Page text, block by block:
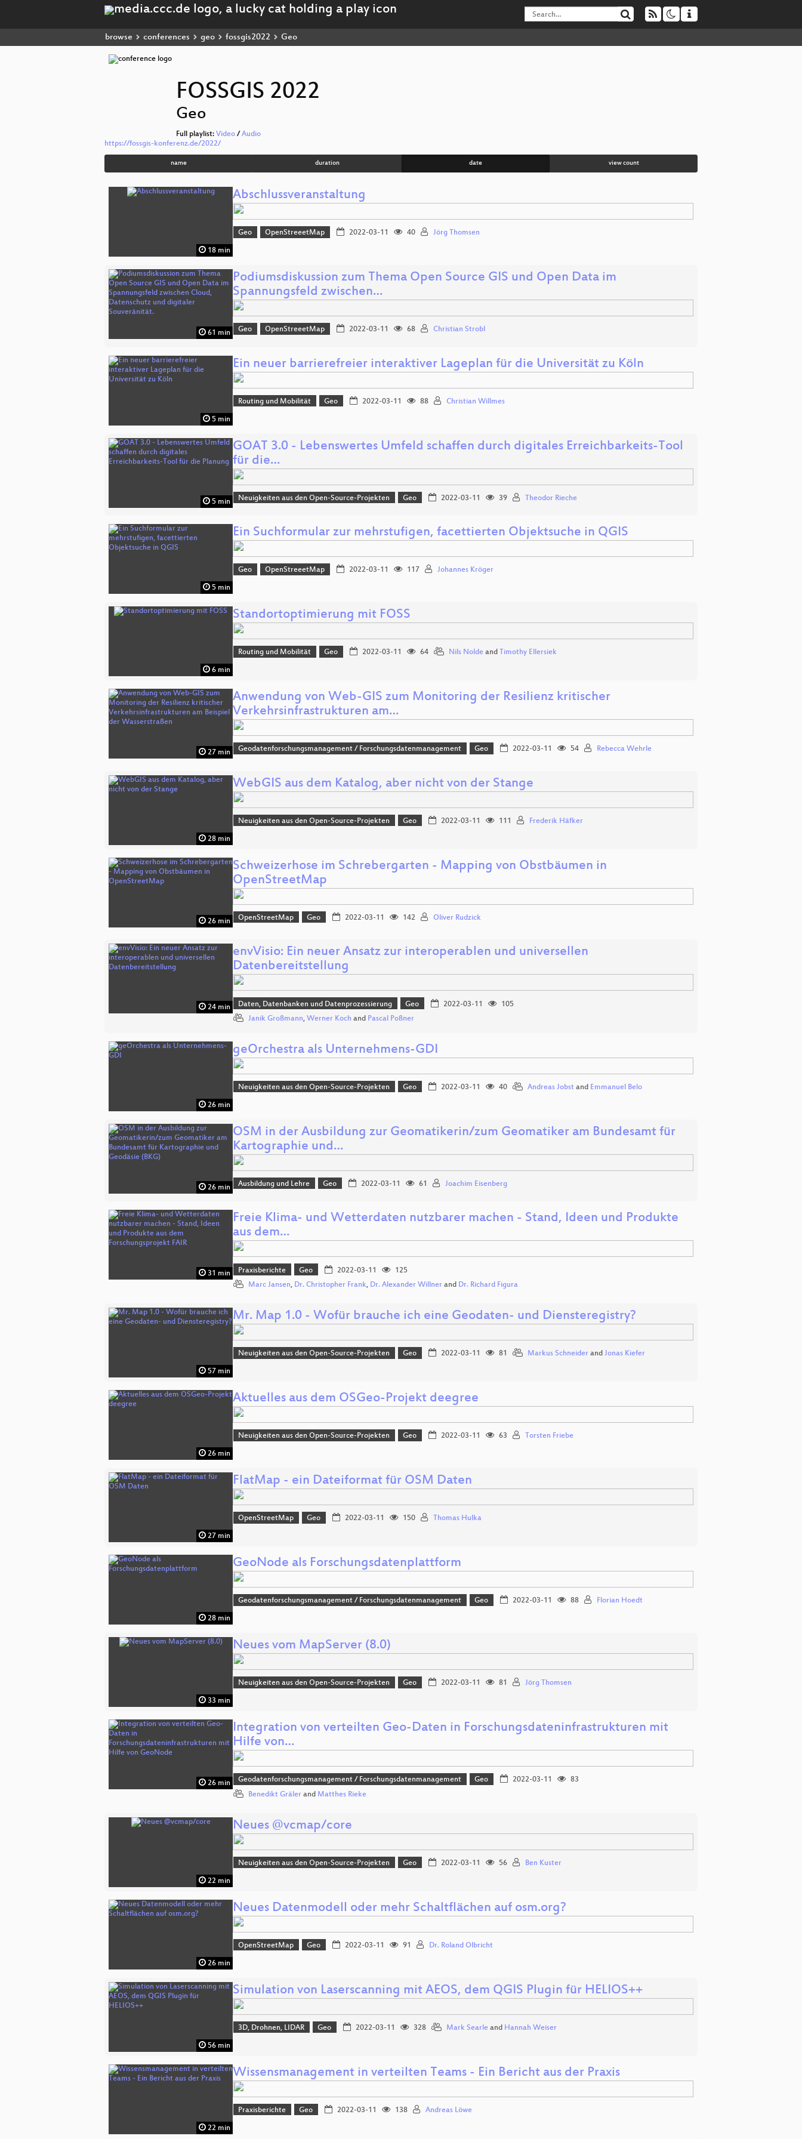
browse conferences geo fossgis2022 Geo
FOSSGIS 2022
Geo
Full playlist: Video / Audio
https://fossgis-konferenz.de/2022/
name duration date view count
18 min
Abschlussveranstaltung
Geo OpenStreeetMap 2022-03-11 40 Jörg Thomsen
61 min
Podiumsdiskussion zum Thema Open Source GIS und Open Data im
Spannungsfeld zwischen…
Geo OpenStreeetMap 2022-03-11 68 Christian Strobl
5 min
Ein neuer barrierefreier interaktiver Lageplan für die Universität zu Köln
Routing und Mobilität Geo 2022-03-11 88 Christian Willmes
5 min
GOAT 3.0 - Lebenswertes Umfeld schaffen durch digitales Erreichbarkeits-Tool
für die…
Neuigkeiten aus den Open-Source-Projekten Geo 2022-03-11 39 Theodor Rieche
5 min
Ein Suchformular zur mehrstufigen, facettierten Objektsuche in QGIS
Geo OpenStreeetMap 2022-03-11 117 Johannes Kröger
6 min
Standortoptimierung mit FOSS
Routing und Mobilität Geo 2022-03-11 64 Nils Noldeand Timothy Ellersiek
27 min
Anwendung von Web-GIS zum Monitoring der Resilienz kritischer
Verkehrsinfrastrukturen am…
Geodatenforschungsmanagement / Forschungsdatenmanagement Geo 2022-03-11 54 Rebecca Wehrle
28 min
WebGIS aus dem Katalog, aber nicht von der Stange
Neuigkeiten aus den Open-Source-Projekten Geo 2022-03-11 111 Frederik Häfker
26 min
Schweizerhose im Schrebergarten - Mapping von Obstbäumen in
OpenStreetMap
OpenStreetMap Geo 2022-03-11 142 Oliver Rudzick
24 min
envVisio: Ein neuer Ansatz zur interoperablen und universellen
Datenbereitstellung
Daten, Datenbanken und Datenprozessierung Geo 2022-03-11
105
Janik Großmann, Werner Koch and Pascal Poßner
26 min
geOrchestra als Unternehmens-GDI
Neuigkeiten aus den Open-Source-Projekten Geo 2022-03-11 40 Andreas Jobstand Emmanuel Belo
26 min
OSM in der Ausbildung zur Geomatikerin/zum Geomatiker am Bundesamt für
Kartographie und…
Ausbildung und Lehre Geo 2022-03-11 61 Joachim Eisenberg
31 min
Freie Klima- und Wetterdaten nutzbarer machen - Stand, Ideen und Produkte
aus dem…
Praxisberichte Geo 2022-03-11
125
Marc Jansen, Dr. Christopher Frank, Dr. Alexander Willner and Dr. Richard Figura
57 min
Mr. Map 1.0 - Wofür brauche ich eine Geodaten- und Diensteregistry?
Neuigkeiten aus den Open-Source-Projekten Geo 2022-03-11 81 Markus Schneiderand Jonas Kiefer
26 min
Aktuelles aus dem OSGeo-Projekt deegree
Neuigkeiten aus den Open-Source-Projekten Geo 2022-03-11 63 Torsten Friebe
27 min
FlatMap - ein Dateiformat für OSM Daten
OpenStreetMap Geo 2022-03-11 150 Thomas Hulka
28 min
GeoNode als Forschungsdatenplattform
Geodatenforschungsmanagement / Forschungsdatenmanagement Geo 2022-03-11 88 Florian Hoedt
33 min
Neues vom MapServer (8.0)
Neuigkeiten aus den Open-Source-Projekten Geo 2022-03-11 81 Jörg Thomsen
26 min
Integration von verteilten Geo-Daten in Forschungsdateninfrastrukturen mit
Hilfe von…
Geodatenforschungsmanagement / Forschungsdatenmanagement Geo 2022-03-11
83
Benedikt Gräler and Matthes Rieke
22 min
Neues @vcmap/core
Neuigkeiten aus den Open-Source-Projekten Geo 2022-03-11 56 Ben Kuster
26 min
Neues Datenmodell oder mehr Schaltflächen auf osm.org?
OpenStreetMap Geo 2022-03-11 91 Dr. Roland Olbricht
56 min
Simulation von Laserscanning mit AEOS, dem QGIS Plugin für HELIOS++
3D, Drohnen, LIDAR Geo 2022-03-11 328 Mark Searleand Hannah Weiser
22 min
Wissensmanagement in verteilten Teams - Ein Bericht aus der Praxis
Praxisberichte Geo 2022-03-11 138 Andreas Löwe